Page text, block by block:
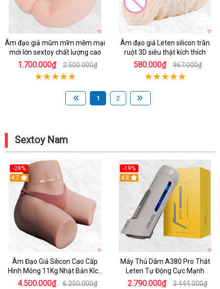
Âm đạo giả mũm mĩm mềm mại
mới lớn sextoy chất lượng cao
1.700.000₫ 2.500.000₫
Âm đạo giả Leten silicon trần
ruột 3D siêu thật kích thích
580.000₫ 967.000₫
1 2
Sextoy Nam
-28%
4.7
Âm Đạo Giả Silicon Cao Cấp
Hình Mông 11Kg Nhật Bản Kích
Thước Như Thật
4.500.000₫ 6.250.000₫
-19%
Hot
4.8
Máy Thủ Dâm A380 Pro Thắt
Leten Tự Động Cực Mạnh
2.790.000₫ 3.444.000₫